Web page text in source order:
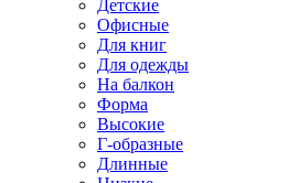
Детские
Офисные
Для книг
Для одежды
На балкон
Форма
Высокие
Г-образные
Длинные